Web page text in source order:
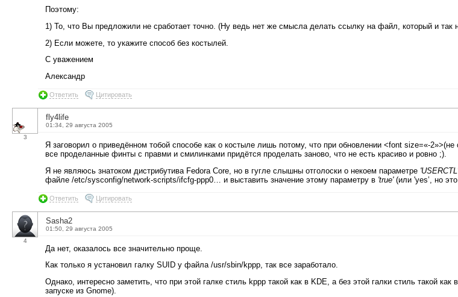
Поэтому:
1) То, что Вы предложили не сработает точно. (Ну ведь нет же смысла делать ссылку на файл, который и так
2) Если можете, то укажите способ без костылей.
С уважением
Александр
Ответить Цитировать
3
fly4life
01:34, 29 августа 2005
Я заговорил о приведённом тобой способе как о костыле лишь потому, что при обновлении <font size=«-
все проделанные финты с правми и смилинками придётся проделать заново, что не есть красиво и ровно ;).
Я не являюсь знатоком дистрибутива Fedora Core, но в гугле слышны отголоски о некоем параметре 'USERCTL'
файле /etc/sysconfig/network-scripts/ifcfg-ppp0… и выставить значение этому параметру в 'true'(или 'yes’, но
Ответить Цитировать
4
Sasha2
01:50, 29 августа 2005
Да нет, оказалось все значительно проще.
Как только я установил галку SUID у файла /usr/sbin/kppp, так все заработало.
Однако, интересно заметить, что при этой галке стиль kppp такой как в KDE, а без этой галки стиль такой как
запуске из Gnome).